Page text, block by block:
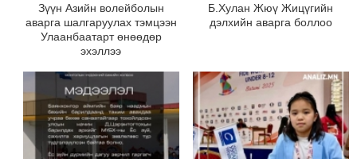
Зүүн Азийн волейболын
аварга шалгаруулах тэмцээн
Улаанбаатарт өнөөдөр
эхэллээ
Б.Хулан Жюү Жицүгийн
дэлхийн аварга боллоо